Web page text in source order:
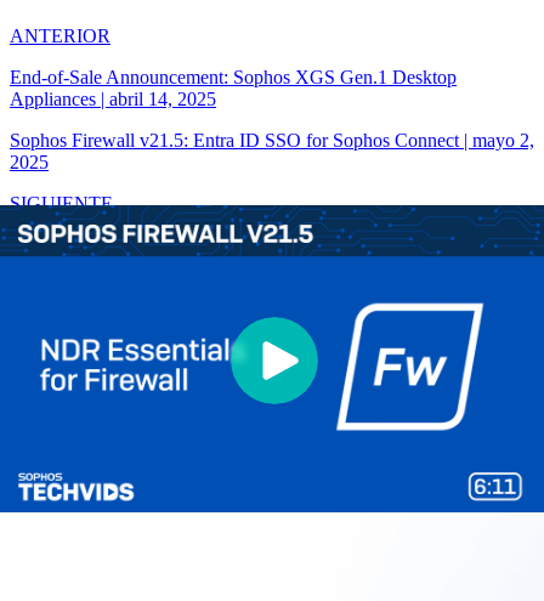
ANTERIOR
End-of-Sale Announcement: Sophos XGS Gen.1 Desktop
Appliances | abril 14, 2025
Sophos Firewall v21.5: Entra ID SSO for Sophos Connect | mayo 2,
2025
SIGUIENTE